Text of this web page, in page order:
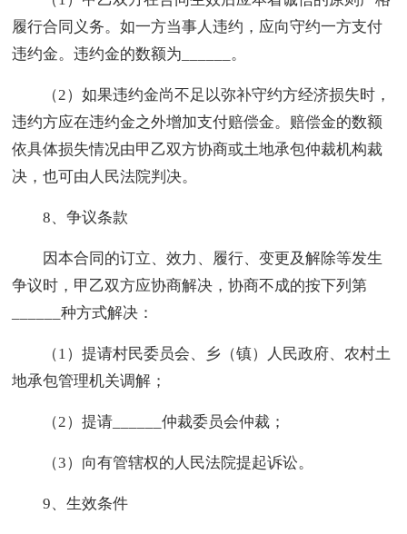
履行合同义务。如一方当事人违约，应向守约一方支付
违约金。违约金的数额为______。
（2）如果违约金尚不足以弥补守约方经济损失时，
违约方应在违约金之外增加支付赔偿金。赔偿金的数额
依具体损失情况由甲乙双方协商或土地承包仲裁机构裁
决，也可由人民法院判决。
8、争议条款
因本合同的订立、效力、履行、变更及解除等发生
争议时，甲乙双方应协商解决，协商不成的按下列第
______种方式解决：
（1）提请村民委员会、乡（镇）人民政府、农村土
地承包管理机关调解；
（2）提请______仲裁委员会仲裁；
（3）向有管辖权的人民法院提起诉讼。
9、生效条件